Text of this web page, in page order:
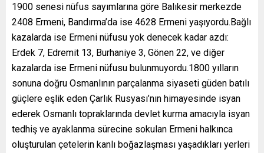
1900 senesi nüfus sayımlarına göre Balıkesir merkezde
2408 Ermeni, Bandırma’da ise 4628 Ermeni yaşıyordu.Bağlı
kazalarda ise Ermeni nüfusu yok denecek kadar azdı:
Erdek 7, Edremit 13, Burhaniye 3, Gönen 22, ve diğer
kazalarda ise Ermeni nüfusu bulunmuyordu.1800 yılların
sonuna doğru Osmanlının parçalanma siyaseti güden batılı
güçlere eşlik eden Çarlık Rusyası’nın himayesinde isyan
ederek Osmanlı topraklarında devlet kurma amacıyla isyan
tedhiş ve ayaklanma sürecine sokulan Ermeni halkınca
oluşturulan çetelerin kanlı boğazlaşması yaşadıkları yerleri